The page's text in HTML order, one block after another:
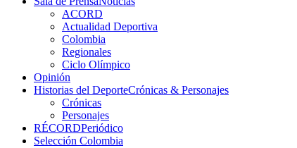
ACORD
Actualidad Deportiva
Colombia
Regionales
Ciclo Olímpico
Opinión
Historias del DeporteCrónicas & Personajes
Crónicas
Personajes
RÉCORDPeriódico
Selección Colombia